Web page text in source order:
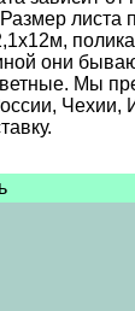
листа
они
Мы
Чехии,